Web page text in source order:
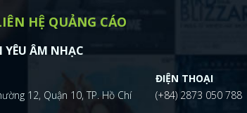
HỆ QUẢNG CÁO
ÂM NHẠC
12, Quận 10, TP. Hồ Chí
ĐIỆN THOẠI
(+84) 2873 050 788